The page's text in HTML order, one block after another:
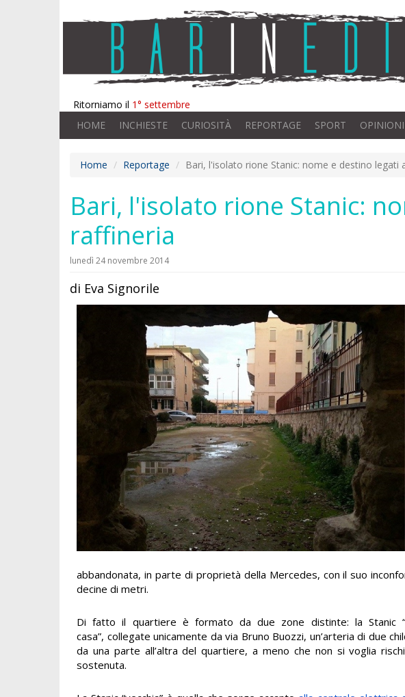
Ritorniamo il 1° settembre
HOME INCHIESTE CURIOSITÀ REPORTAGE SPORT OPINIONI
Home Reportage Bari, l'isolato rione Stanic: nome e destino legati
Bari, l'isolato rione Stanic:
raffineria
lunedì 24 novembre 2014
di Eva Signorile
abbandonata, in parte di proprietà della Mercedes, con il suo
decine di metri.
Di fatto il quartiere è formato da due zone distinte: la Stanic
casa”, collegate unicamente da via Bruno Buozzi, un’arteria di due
da una parte all’altra del quartiere, a meno che non si voglia
sostenuta.